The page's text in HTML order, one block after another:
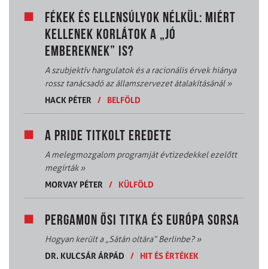
FÉKEK ÉS ELLENSÚLYOK NÉLKÜL: MIÉRT
KELLENEK KORLÁTOK A „JÓ
EMBEREKNEK” IS?
A szubjektív hangulatok és a racionális érvek hiánya
rossz tanácsadó az államszervezet átalakításánál»
HACK PÉTER
/ BELFÖLD
A PRIDE TITKOLT EREDETE
A melegmozgalom programját évtizedekkel ezelőtt
megírták»
MORVAY PÉTER
/ KÜLFÖLD
PERGAMON ŐSI TITKA ÉS EURÓPA SORSA
Hogyan került a „Sátán oltára” Berlinbe?»
DR. KULCSÁR ÁRPÁD
/ HIT ÉS ÉRTÉKEK